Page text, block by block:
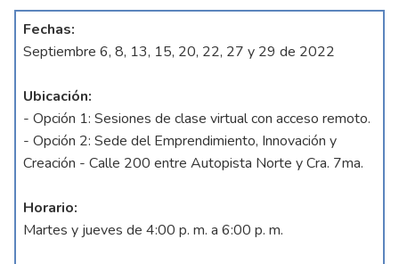
Fechas:
Septiembre 6, 8, 13, 15, 20, 22, 27 y 29 de 2022
Ubicación:
- Opción 1: Sesiones de clase virtual con acceso remoto.
- Opción 2: Sede del Emprendimiento, Innovación y
Creación - Calle 200 entre Autopista Norte y Cra. 7ma.
Horario:
Martes y jueves de 4:00 p. m. a 6:00 p. m.